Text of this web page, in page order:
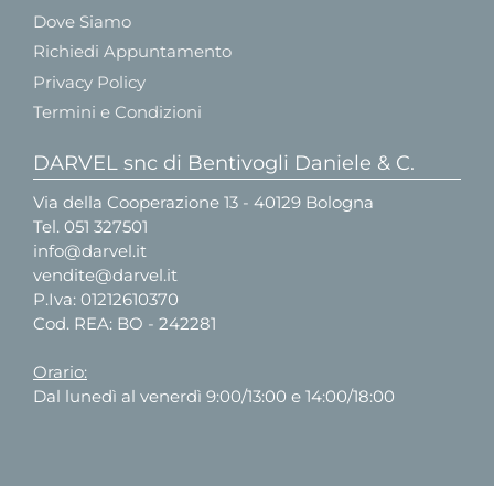
Dove Siamo
Richiedi Appuntamento
Privacy Policy
Termini e Condizioni
DARVEL snc di Bentivogli Daniele & C.
Via della Cooperazione 13 - 40129 Bologna
Tel. 051 327501
info@darvel.it
vendite@darvel.it
P.Iva: 01212610370
Cod. REA: BO - 242281
Orario:
Dal lunedì al venerdì 9:00/13:00 e 14:00/18:00